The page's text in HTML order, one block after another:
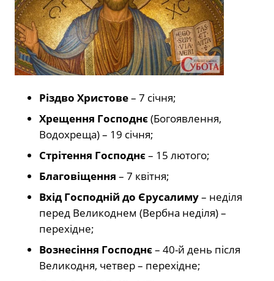
Різдво Христове– 7 січня;
Хрещення Господнє(Богоявлення,
Водохреща) – 19 січня;
Стрітення Господнє– 15 лютого;
Благовіщення – 7 квітня;
Вхід Господній до Єрусалиму– неділя
перед Великоднем (Вербна неділя) –
перехідне;
Вознесіння Господнє– 40-й день після
Великодня, четвер – перехідне;